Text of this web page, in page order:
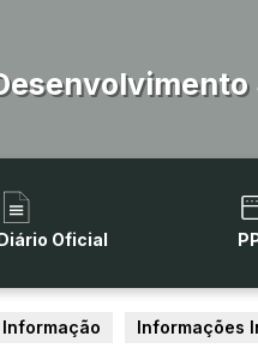
Oficial
Informações